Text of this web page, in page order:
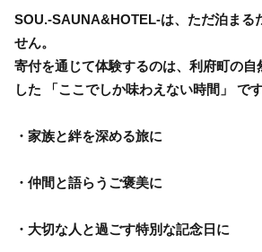
SOU.-SAUNA&HOTEL-は、ただ泊まる
せん。
寄付を通じて体験するのは、利府町の自
した 「ここでしか味わえない時間」 です
・家族と絆を深める旅に
・仲間と語らうご褒美に
・大切な人と過ごす特別な記念日に